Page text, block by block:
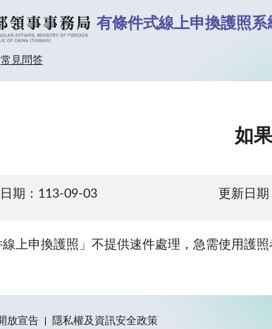
有條件式線上申換護照系
常見問答
如
期：113-09-03 更新日
線上申換護照」不提供速件處理，急需使用護
放宣告 隱私權及資訊安全政策